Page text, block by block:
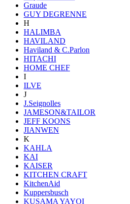
Graude
GUY DEGRENNE
H
HALIMBA
HAVILAND
Haviland & C.Parlon
HITACHI
HOME CHEF
I
ILVE
J
J.Seignolles
JAMESON&TAILOR
JEFF KOONS
JIANWEN
K
KAHLA
KAI
KAISER
KITCHEN CRAFT
KitchenAid
Kuppersbusch
KUSAMA YAYOI